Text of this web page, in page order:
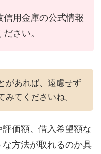
用金庫の公式情報
さい。
があれば、遠慮せず
みてくださいね。
価額、借入希望額な
方法が取れるのか具